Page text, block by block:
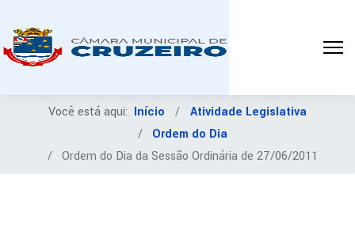
Você está aqui: Início
Atividade Legislativa
Ordem do Dia
Ordem do Dia da Sessão Ordinária de 27/06/2011